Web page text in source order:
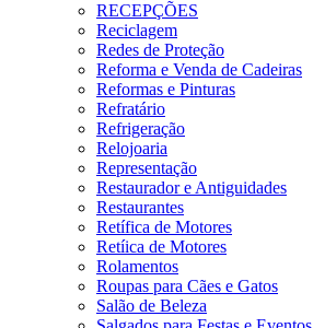
RECEPÇÕES
Reciclagem
Redes de Proteção
Reforma e Venda de Cadeiras
Reformas e Pinturas
Refratário
Refrigeração
Relojoaria
Representação
Restaurador e Antiguidades
Restaurantes
Retífica de Motores
Retíica de Motores
Rolamentos
Roupas para Cães e Gatos
Salão de Beleza